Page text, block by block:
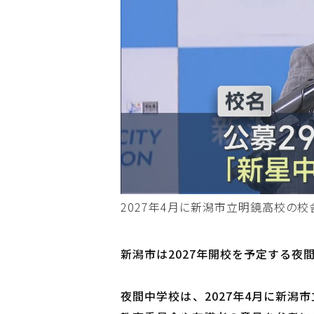
2027年4月に新潟市立明鏡高校の校
新潟市は2027年開校を予定する夜
夜間中学校は、2027年4月に新潟